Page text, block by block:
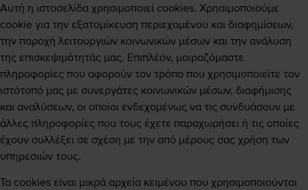
Αυτή η ιστοσελίδα χρησιμοποιεί cookies. Χρησιμοποιούμε
cookie για την εξατομίκευση περιεχομένου και διαφημίσεων,
την παροχή λειτουργιών κοινωνικών μέσων και την ανάλυση
της επισκεψιμότητάς μας. Επιπλέον, μοιραζόμαστε
πληροφορίες που αφορούν τον τρόπο που χρησιμοποιείτε τον
ιστότοπό μας με συνεργάτες κοινωνικών μέσων, διαφήμισης
και αναλύσεων, οι οποίοι ενδεχομένως να τις συνδυάσουν με
άλλες πληροφορίες που τους έχετε παραχωρήσει ή τις οποίες
έχουν συλλέξει σε σχέση με την από μέρους σας χρήση των
υπηρεσιών τους.
Τα cookies είναι μικρά αρχεία κειμένου που χρησιμοποιούνται